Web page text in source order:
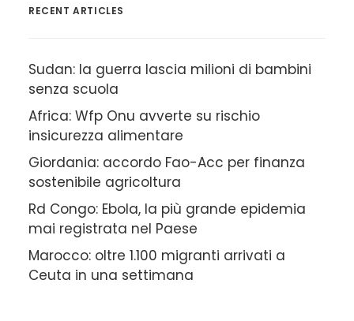
RECENT ARTICLES
Sudan: la guerra lascia milioni di bambini
senza scuola
Africa: Wfp Onu avverte su rischio
insicurezza alimentare
Giordania: accordo Fao-Acc per finanza
sostenibile agricoltura
Rd Congo: Ebola, la più grande epidemia
mai registrata nel Paese
Marocco: oltre 1.100 migranti arrivati a
Ceuta in una settimana